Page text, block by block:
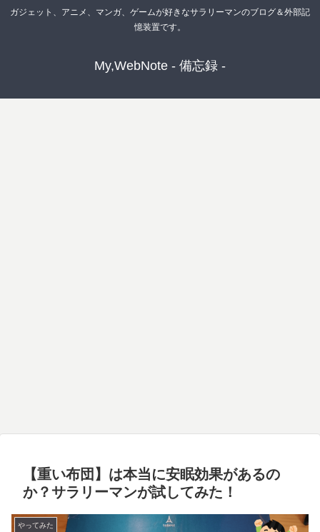
ガジェット、アニメ、マンガ、ゲームが好きなサラリーマンのブログ＆外部記
憶装置です。
My,WebNote - 備忘録 -
【重い布団】は本当に安眠効果があるの
か？サラリーマンが試してみた！
やってみた